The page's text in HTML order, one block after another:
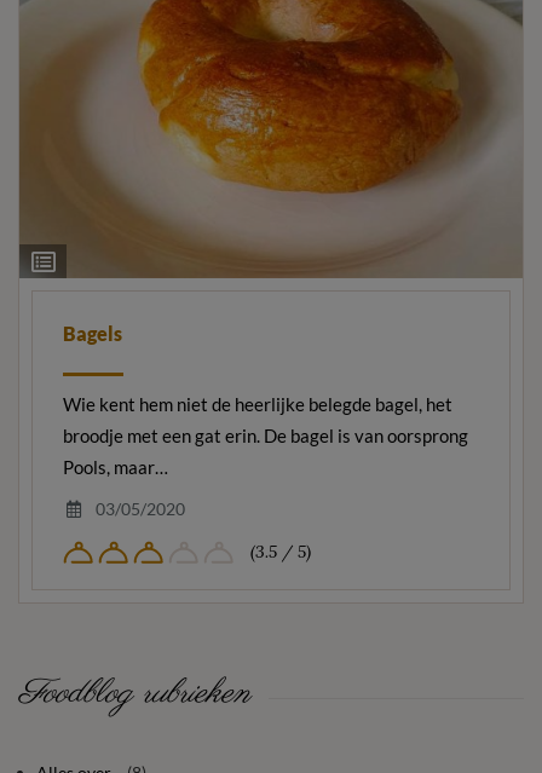
Ingrediëntenlijst
Bagels
Wie kent hem niet de heerlijke belegde bagel, het
broodje met een gat erin. De bagel is van oorsprong
Pools, maar…
03/05/2020
(3.5 / 5)
Foodblog rubrieken